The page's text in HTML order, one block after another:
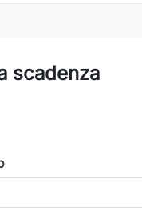
scadenza